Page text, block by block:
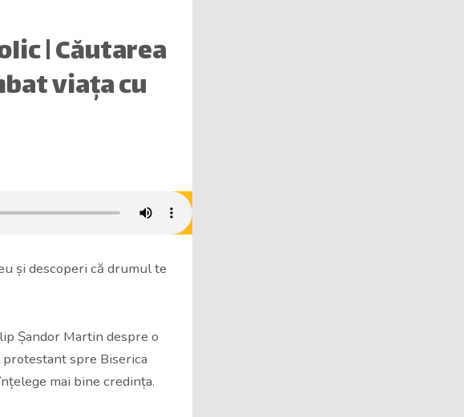
| Căutarea
viața cu
și descoperi că drumul te
Șandor Martin despre o
spre Biserica
mai bine credința.